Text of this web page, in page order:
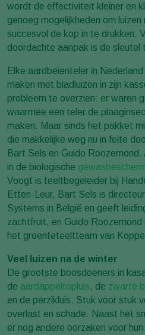
wordt de effectiviteit kleiner en
genoeg mogelijkheden om
succesvol de kop in te drukken.
doordachte aanpak is de sleutel
Elke aardbeienteler in
maken met bladluizen in zijn
probleem te overzien: er waren
waarmee een teler de
maken. Maar sinds het pakket
die makkelijke weg nu in feite
Bart Sels en Guido Roozemond.
in de biologische
Voogt is teeltbegeleider bij
Etten-Leur, Bart Sels is
Systems in België en geeft
zachtfruit, en Guido
het groenteteeltteam van
Veel luizen na de winter
De grootste boosdoeners in
de aardappeltopluis, de zwarte
en de perzikluis. Stuk voor stuk
overlast en schade. Naast het
er nog andere oorzaken voor